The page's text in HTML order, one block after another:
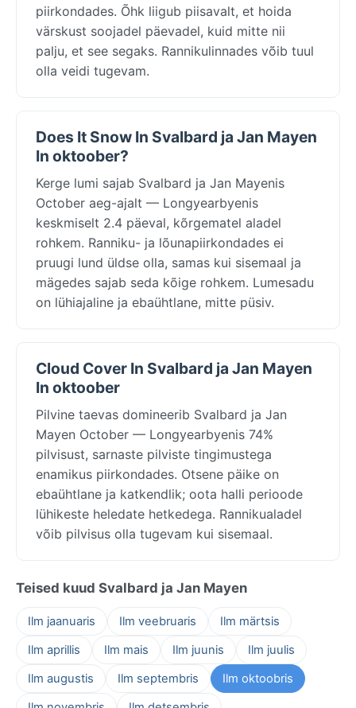
piirkondades. Õhk liigub piisavalt, et hoida
värskust soojadel päevadel, kuid mitte nii
palju, et see segaks. Rannikulinnades võib tuul
olla veidi tugevam.
Does It Snow In Svalbard ja Jan Mayen
In oktoober?
Kerge lumi sajab Svalbard ja Jan Mayenis
October aeg-ajalt — Longyearbyenis
keskmiselt 2.4 päeval, kõrgematel aladel
rohkem. Ranniku- ja lõunapiirkondades ei
pruugi lund üldse olla, samas kui sisemaal ja
mägedes sajab seda kõige rohkem. Lumesadu
on lühiajaline ja ebaühtlane, mitte püsiv.
Cloud Cover In Svalbard ja Jan Mayen
In oktoober
Pilvine taevas domineerib Svalbard ja Jan
Mayen October — Longyearbyenis 74%
pilvisust, sarnaste pilviste tingimustega
enamikus piirkondades. Otsene päike on
ebaühtlane ja katkendlik; oota halli perioode
lühikeste heledate hetkedega. Rannikualadel
võib pilvisus olla tugevam kui sisemaal.
Teised kuud Svalbard ja Jan Mayen
Ilm jaanuaris Ilm veebruaris
Ilm märtsis
Ilm aprillis
Ilm mais Ilm juunis
Ilm juulis
Ilm augustis
Ilm septembris
Ilm oktoobris